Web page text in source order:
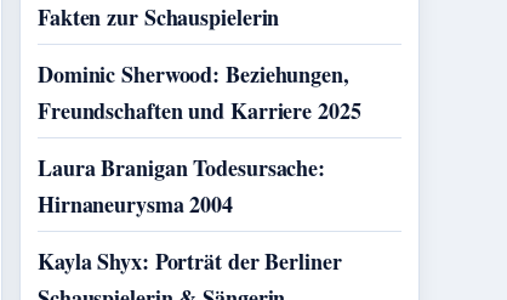
Fakten zur Schauspielerin
Dominic Sherwood: Beziehungen,
Freundschaften und Karriere 2025
Laura Branigan Todesursache:
Hirnaneurysma 2004
Kayla Shyx: Porträt der Berliner